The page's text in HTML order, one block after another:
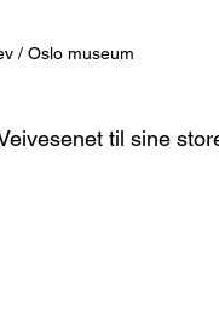
/ Oslo museum
til sine